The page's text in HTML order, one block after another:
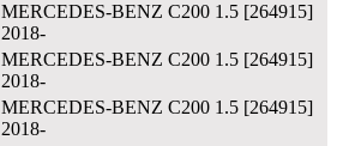
MERCEDES-BENZ C200 1.5 [264915]
2018-
MERCEDES-BENZ C200 1.5 [264915]
2018-
MERCEDES-BENZ C200 1.5 [264915]
2018-